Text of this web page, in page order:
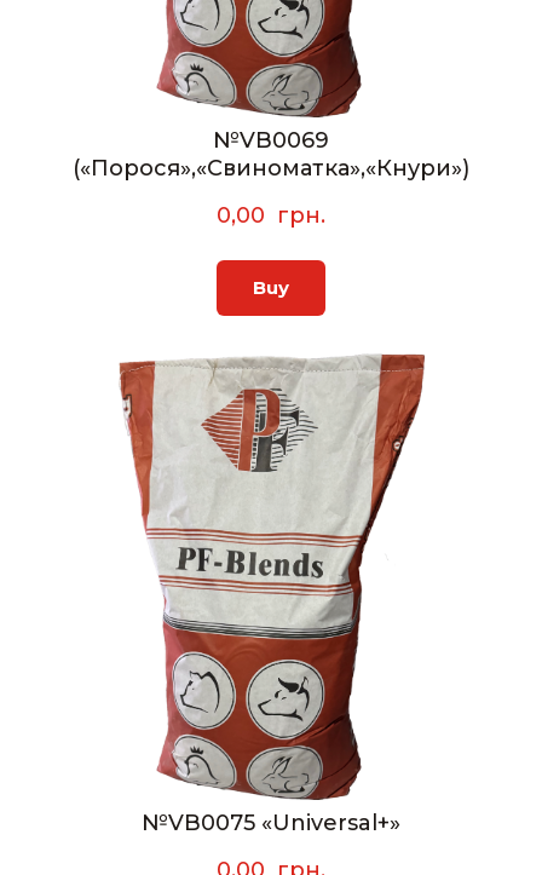
№VB0069
(«Порося»,«Свиноматка»,«Кнури»)
0,00  грн.
Buy
№VB0075 «Universal+»